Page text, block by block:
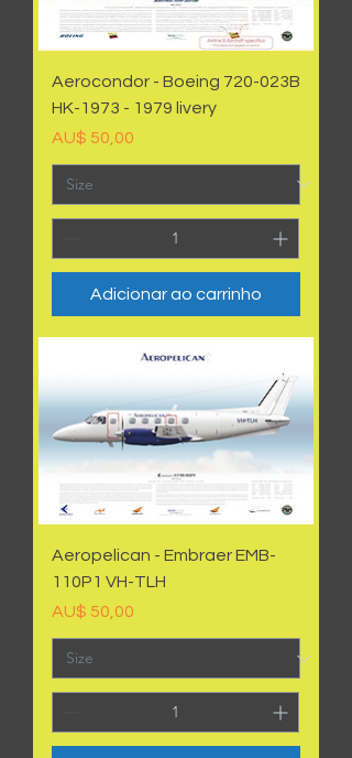
Aerocondor - Boeing 720-023B
HK-1973 - 1979 livery
Preço
AU$ 50,00
Adicionar ao carrinho
Aeropelican - Embraer EMB-
110P1 VH-TLH
Preço
AU$ 50,00